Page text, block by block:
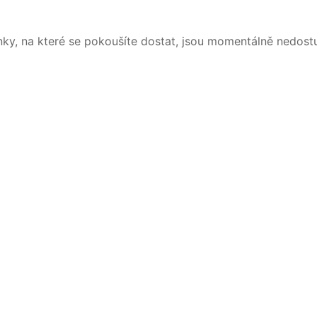
na které se pokoušíte dostat, jsou momentálně